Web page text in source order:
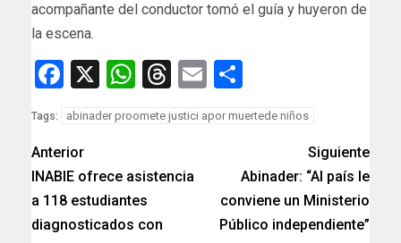
acompañante del conductor tomó el guía y huyeron de
la escena.
Facebook
X WhatsApp
Threads
Email
Tags: abinader proomete justici apor muertede niños
Anterior
INABIE ofrece asistencia
a 118 estudiantes
diagnosticados con
Siguiente
Abinader: “Al país le
conviene un Ministerio
Público independiente”